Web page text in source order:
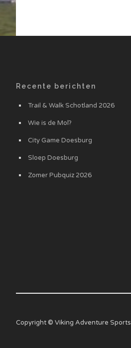
Recente berichten
Trail & Walk Schotland 2026
Wie is de Mol?
City Game Doesburg
Sloep Doesburg
Zomer Pubquiz 2026
Copyright © Viking Adventure Sports